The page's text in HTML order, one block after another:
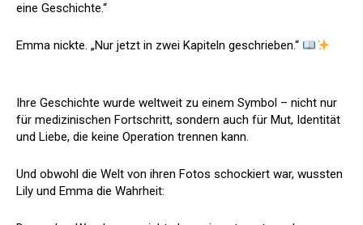
eine Geschichte.“
Emma nickte. „Nur jetzt in zwei Kapiteln geschrieben.“
Ihre Geschichte wurde weltweit zu einem Symbol – nicht nur
für medizinischen Fortschritt, sondern auch für Mut, Identität
und Liebe, die keine Operation trennen kann.
Und obwohl die Welt von ihren Fotos schockiert war, wussten
Lily und Emma die Wahrheit: